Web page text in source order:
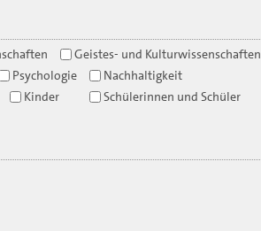
Geistes- und Kulturwissenschaften
Psychologie
Nachhaltigkeit
Kinder
Schülerinnen und Schüler